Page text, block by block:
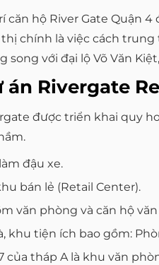
căn hộ River Gate Quận
chính là việc cách trung
song với đại lộ Võ Văn
án Rivergate
được triển khai quy
đậu xe.
bán lẻ (Retail Center).
văn phòng và căn hộ
khu tiện ích bao gồm:
của tháp A là khu văn